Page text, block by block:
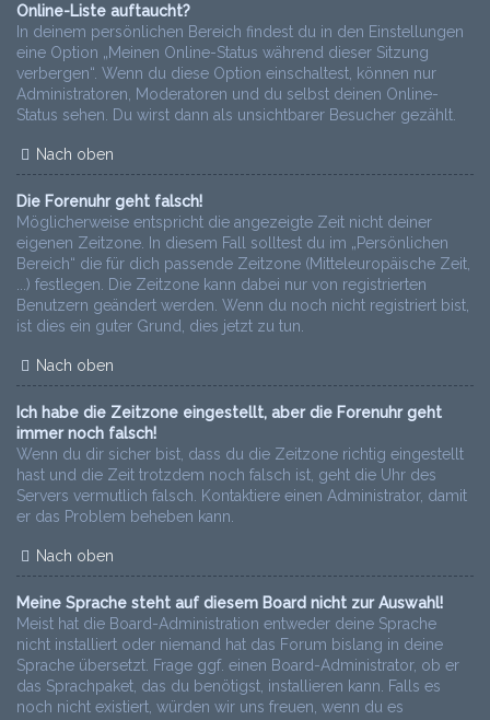
Online-Liste auftaucht?
In deinem persönlichen Bereich findest du in den Einstellungen
eine Option „Meinen Online-Status während dieser Sitzung
verbergen“. Wenn du diese Option einschaltest, können nur
Administratoren, Moderatoren und du selbst deinen Online-
Status sehen. Du wirst dann als unsichtbarer Besucher gezählt.
Nach oben
Die Forenuhr geht falsch!
Möglicherweise entspricht die angezeigte Zeit nicht deiner
eigenen Zeitzone. In diesem Fall solltest du im „Persönlichen
Bereich“ die für dich passende Zeitzone (Mitteleuropäische Zeit,
...) festlegen. Die Zeitzone kann dabei nur von registrierten
Benutzern geändert werden. Wenn du noch nicht registriert bist,
ist dies ein guter Grund, dies jetzt zu tun.
Nach oben
Ich habe die Zeitzone eingestellt, aber die Forenuhr geht
immer noch falsch!
Wenn du dir sicher bist, dass du die Zeitzone richtig eingestellt
hast und die Zeit trotzdem noch falsch ist, geht die Uhr des
Servers vermutlich falsch. Kontaktiere einen Administrator, damit
er das Problem beheben kann.
Nach oben
Meine Sprache steht auf diesem Board nicht zur Auswahl!
Meist hat die Board-Administration entweder deine Sprache
nicht installiert oder niemand hat das Forum bislang in deine
Sprache übersetzt. Frage ggf. einen Board-Administrator, ob er
das Sprachpaket, das du benötigst, installieren kann. Falls es
noch nicht existiert, würden wir uns freuen, wenn du es